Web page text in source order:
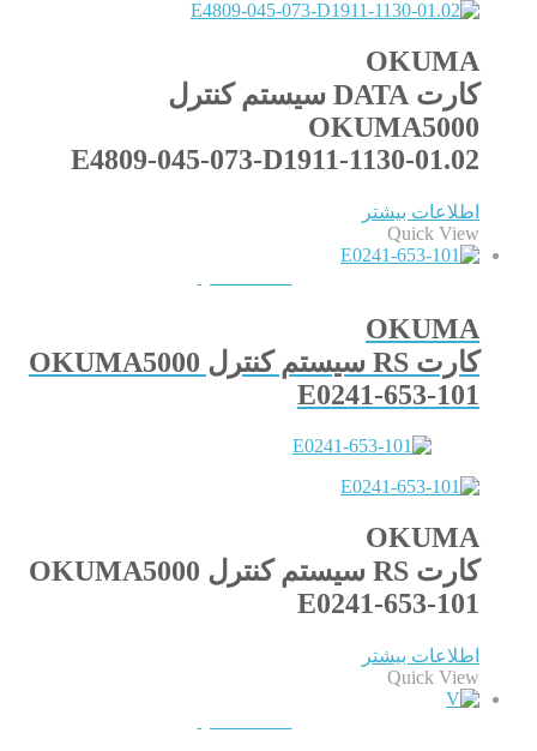
OKUMA
کارت DATA سیستم کنترل
OKUMA5000
E4809-045-073-D1911-1130-01.02
اطلاعات بیشتر
Quick View
OKUMA
کارت RS سیستم کنترل OKUMA5000
E0241-653-101
OKUMA
کارت RS سیستم کنترل OKUMA5000
E0241-653-101
اطلاعات بیشتر
Quick View